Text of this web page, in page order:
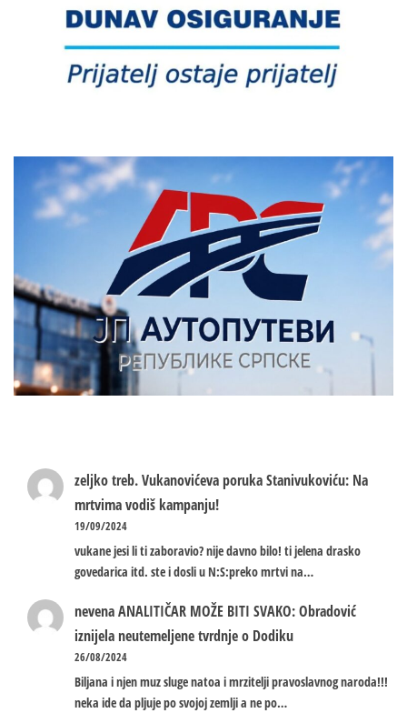
zeljko treb.Vukanovićeva poruka Stanivukoviću: Na
mrtvima vodiš kampanju!
19/09/2024
vukane jesi li ti zaboravio? nije davno bilo! ti jelena drasko
govedarica itd. ste i dosli u N:S:preko mrtvi na…
nevenaANALITIČAR MOŽE BITI SVAKO: Obradović
iznijela neutemeljene tvrdnje o Dodiku
26/08/2024
Biljana i njen muz sluge natoa i mrzitelji pravoslavnog naroda!!!
neka ide da pljuje po svojoj zemlji a ne po…